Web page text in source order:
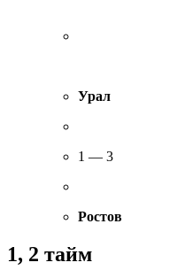
Урал
1 — 3
Ростов
1, 2 тайм